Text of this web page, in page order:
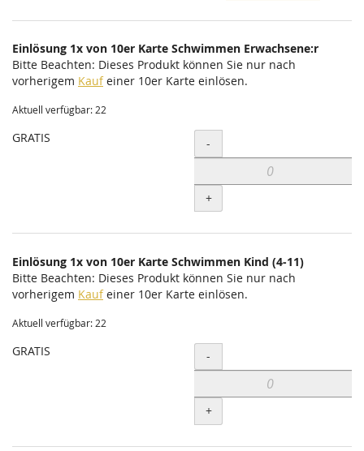
Einlösung 1x von 10er Karte Schwimmen Erwachsene:r
Bitte Beachten: Dieses Produkt können Sie nur nach
vorherigem Kaufeiner 10er Karte einlösen.
Aktuell verfügbar: 22
GRATIS Menge
-
+
Einlösung 1x von 10er Karte Schwimmen Kind (4-11)
Bitte Beachten: Dieses Produkt können Sie nur nach
vorherigem Kaufeiner 10er Karte einlösen.
Aktuell verfügbar: 22
GRATIS Menge
-
+